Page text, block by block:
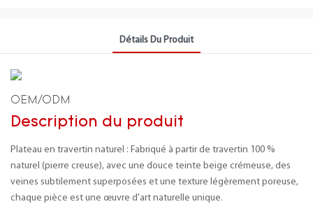
Détails Du Produit
OEM/ODM
Description du produit
Plateau en travertin naturel : Fabriqué à partir de travertin 100 %
naturel (pierre creuse), avec une douce teinte beige crémeuse, des
veines subtilement superposées et une texture légèrement poreuse,
chaque pièce est une œuvre d'art naturelle unique.